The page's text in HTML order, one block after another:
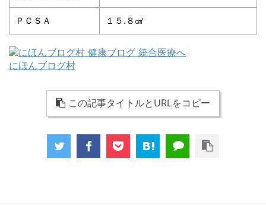
ＰＣＳＡ １５.８㎠
にほんブログ村
この記事タイトルとURLをコピー